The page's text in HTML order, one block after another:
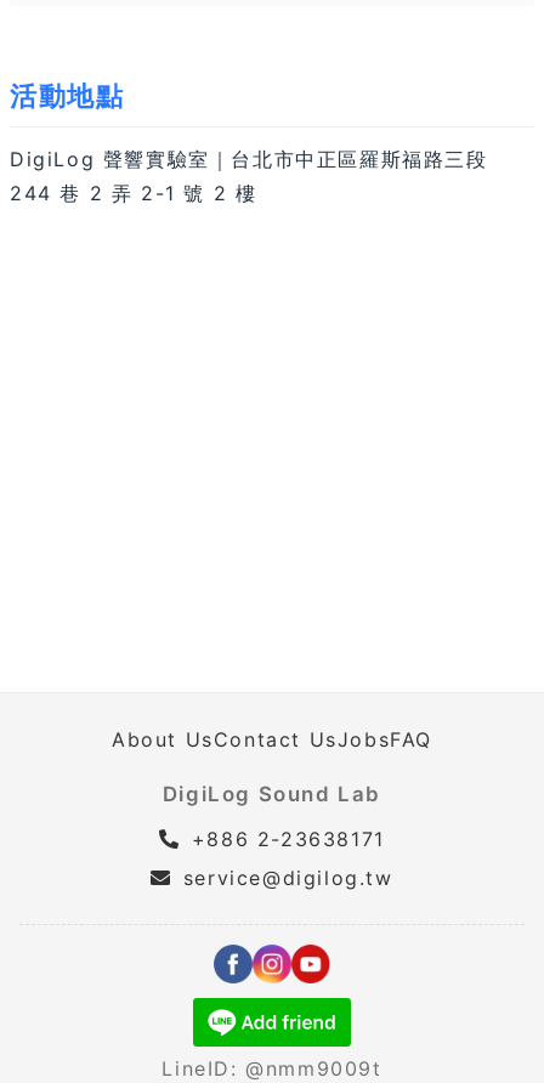
活動地點
DigiLog 聲響實驗室｜台北市中正區羅斯福路三段
244 巷 2 弄 2-1 號 2 樓
About UsContact UsJobsFAQ
DigiLog Sound Lab
+886 2-23638171
service@digilog.tw
LineID: @nmm9009t